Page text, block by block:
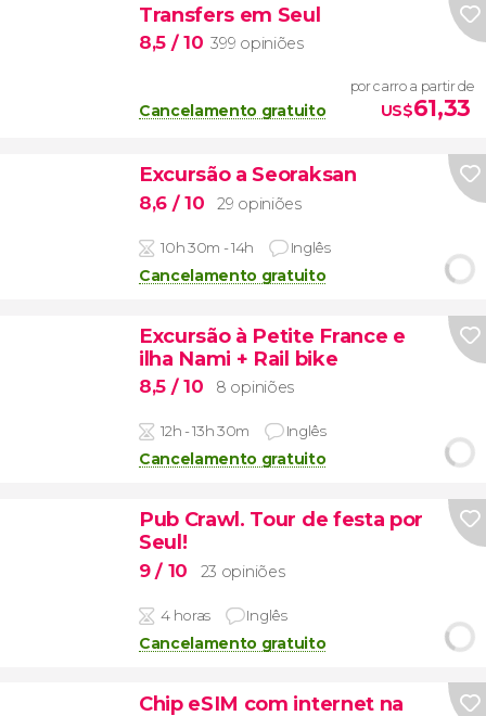
Transfers em Seul
8,5 / 10 399 opiniões
Cancelamento gratuito
por carro a partir de
US$61,33
Excursão a Seoraksan
8,6 / 10 29 opiniões
10h 30m - 14h Inglês
Cancelamento gratuito
Excursão à Petite France e
ilha Nami + Rail bike
8,5 / 10 8 opiniões
12h - 13h 30m Inglês
Cancelamento gratuito
Pub Crawl. Tour de festa por
Seul!
9/ 10 23 opiniões
4 horas Inglês
Cancelamento gratuito
Chip eSIM com internet na